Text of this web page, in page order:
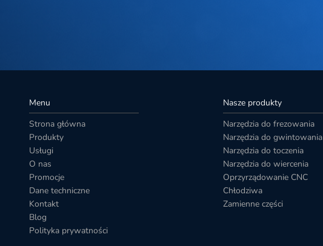
Menu
Strona główna
Produkty
Usługi
O nas
Promocje
Dane techniczne
Kontakt
Blog
Polityka prywatności
Nasze produkty
Narzędzia do frezowania
Narzędzia do gwintowania
Narzędzia do toczenia
Narzędzia do wiercenia
Oprzyrządowanie CNC
Chłodziwa
Zamienne części